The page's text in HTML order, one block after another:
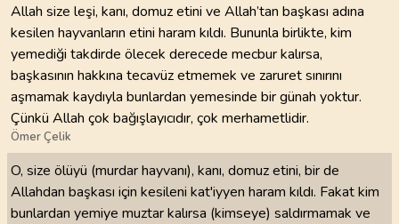
Allah size leşi, kanı, domuz etini ve Allah’tan başkası adına
kesilen hayvanların etini haram kıldı. Bununla birlikte, kim
yemediği takdirde ölecek derecede mecbur kalırsa,
başkasının hakkına tecavüz etmemek ve zaruret sınırını
aşmamak kaydıyla bunlardan yemesinde bir günah yoktur.
Çünkü Allah çok bağışlayıcıdır, çok merhametlidir.
Ömer Çelik
O, size ölüyü (murdar hayvanı), kanı, domuz etini, bir de
Allahdan başkası için kesileni kat'iyyen haram kıldı. Fakat kim
bunlardan yemiye muztar kalırsa (kimseye) saldırmamak ve